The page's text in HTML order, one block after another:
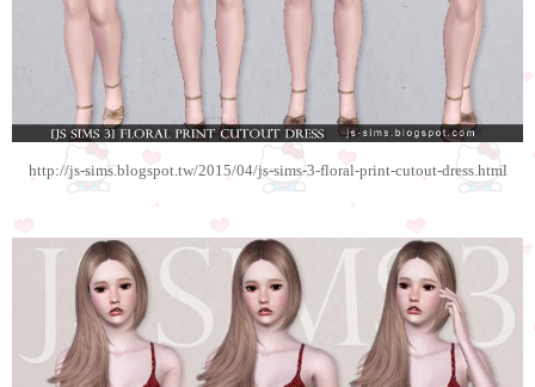
http://js-sims.blogspot.tw/2015/04/js-sims-3-floral-print-cutout-dress.html